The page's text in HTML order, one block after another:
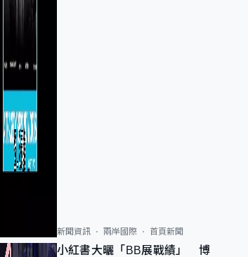
新聞資訊 兩岸國際 首頁新聞
小紅書大曬「BB展戰績」 博